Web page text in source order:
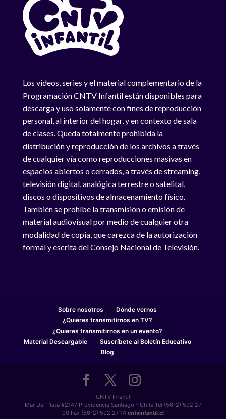
Los videos, series y el material complementario de la
Programación CNTV Infantil están disponibles para
descarga y uso solamente con fines de reproducción
personal, al interior del hogar, y en contexto de sala
de clases. Queda totalmente prohibida la
distribución y reproducción de los archivos a través
de cualquier vía como reproducciones masivas en
espacios abiertos o cerrados, a través de streaming,
televisión digital, analógica terrestre o satelital,
discos o dispositivos de almacenamiento físico.
También se prohíbe la transmisión o emisión de
material audiovisual por medio de cualquier otra
modalidad de copia, que carezca de la autorización
formal y escrita del Consejo Nacional de Televisión.
Sobre nosotros
Dónde vernos
¿Quieres transmitirnos en TV?
¿Quieres transmitirnos en un evento?
Material Descargable
Suscríbete al Boletín Educativo
Blog
CNTV Infantil
Mar Del Plata #2147 Providencia Santiago - Chile Tel (56-2) 592 27
00 Fax (56-2) 592 27 14 cntvinfantil.cl